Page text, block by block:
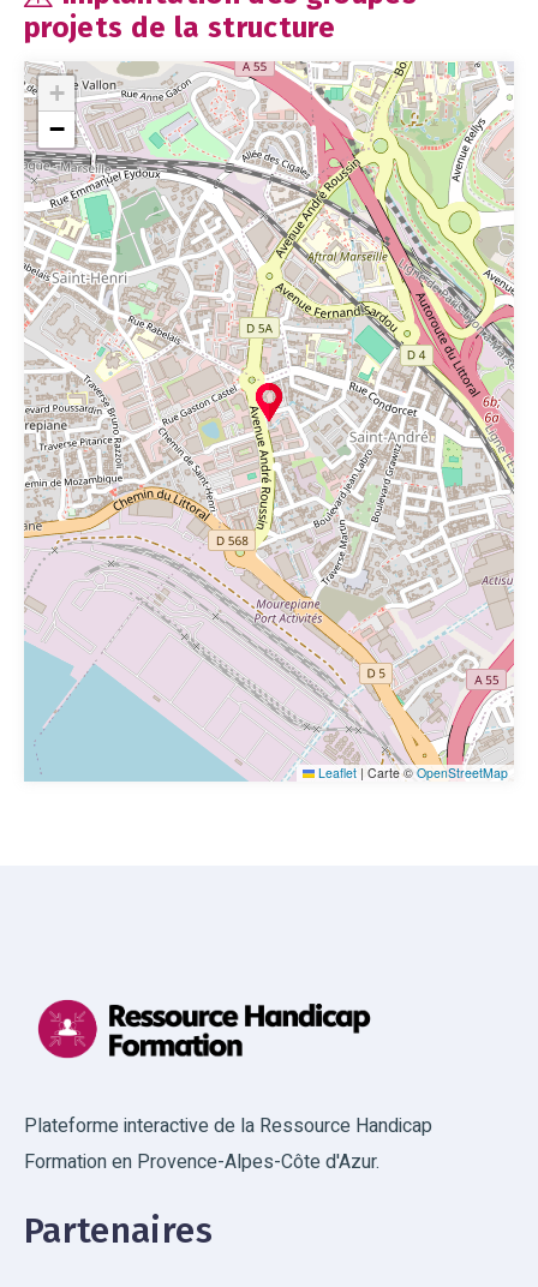
projets de la structure
+
−
Leaflet | Carte ©OpenStreetMap
Plateforme interactive de la Ressource Handicap
Formation en Provence-Alpes-Côte d'Azur.
Partenaires